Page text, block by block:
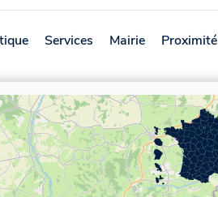
Services Mairie Proximité